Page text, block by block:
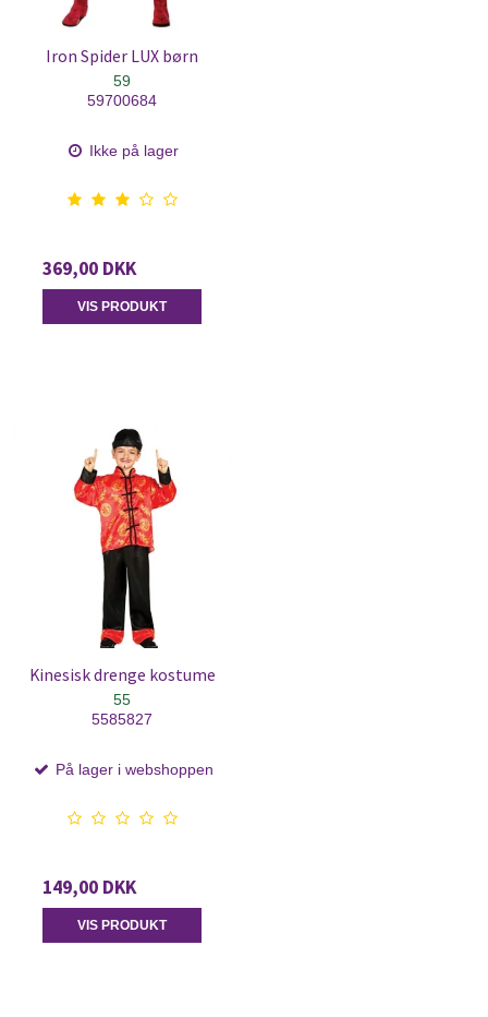
Iron Spider LUX børn
59
59700684
Ikke på lager
369,00 DKK
VIS PRODUKT
Kinesisk drenge kostume
55
5585827
På lager i webshoppen
149,00 DKK
VIS PRODUKT